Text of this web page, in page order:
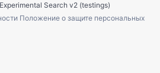
Experimental Search v2 (testings)
Положение о защите персональных